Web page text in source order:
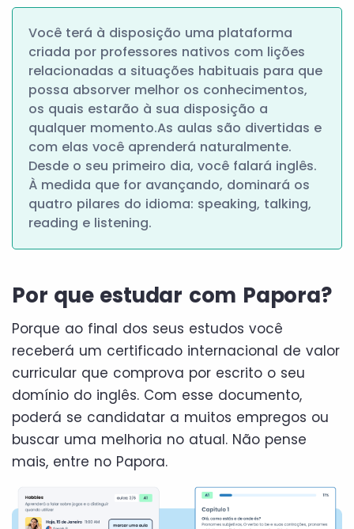
Você terá à disposição uma plataforma
criada por professores nativos com lições
relacionadas a situações habituais para que
possa absorver melhor os conhecimentos,
os quais estarão à sua disposição a
qualquer momento.As aulas são divertidas e
com elas você aprenderá naturalmente.
Desde o seu primeiro dia, você falará inglês.
À medida que for avançando, dominará os
quatro pilares do idioma: speaking, talking,
reading e listening.
Por que estudar com Papora?
Porque ao final dos seus estudos você
receberá um certificado internacional de valor
curricular que comprova por escrito o seu
domínio do inglês. Com esse documento,
poderá se candidatar a muitos empregos ou
buscar uma melhoria no atual. Não pense
mais, entre no Papora.